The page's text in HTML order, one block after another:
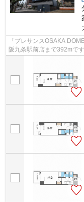
「プレサンスOSAKA
阪九条駅前店まで392mで
どが揃っており、とても充